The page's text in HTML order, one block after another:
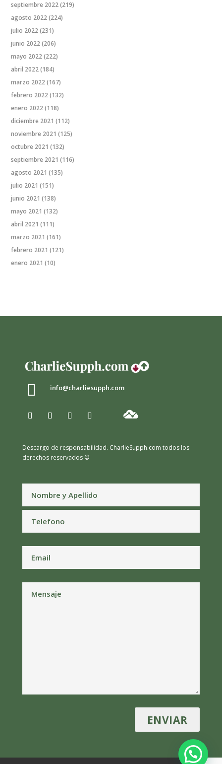
septiembre 2022(219)
agosto 2022(224)
julio 2022(231)
junio 2022(206)
mayo 2022(222)
abril 2022(184)
marzo 2022(167)
febrero 2022(132)
enero 2022(118)
diciembre 2021 (112)
noviembre 2021 (125)
octubre 2021 (132)
septiembre 2021 (116)
agosto 2021 (135)
julio 2021 (151)
junio 2021 (138)
mayo 2021 (132)
abril 2021 (111)
marzo 2021 (161)
febrero 2021 (121)
enero 2021 (10)
 info@charliesupph.com
Descargo de responsabilidad. CharlieSupph.com todos los
derechos reservados ©